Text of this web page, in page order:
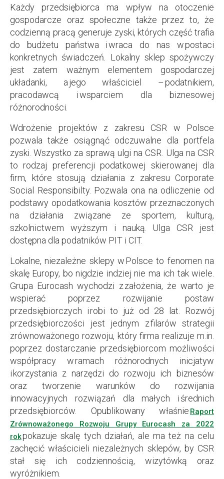
Każdy przedsiębiorca ma wpływ na otoczenie
gospodarcze oraz społeczne także przez to, że
codzienną pracą generuje zyski, których część trafia
do budżetu państwa i wraca do nas w postaci
konkretnych świadczeń. Lokalny sklep spożywczy
jest zatem ważnym elementem gospodarczej
układanki, a jego właściciel – podatnikiem,
pracodawcą i wsparciem dla biznesowej
różnorodności.
Wdrożenie projektów z zakresu CSR w Polsce
pozwala także osiągnąć odczuwalne dla portfela
zyski. Wszystko za sprawą ulgi na CSR. Ulga na CSR
to rodzaj preferencji podatkowej skierowanej dla
firm, które stosują działania z zakresu Corporate
Social Responsibilty. Pozwala ona na odliczenie od
podstawy opodatkowania kosztów przeznaczonych
na działania związane ze sportem, kulturą,
szkolnictwem wyższym i nauką. Ulga CSR jest
dostępna dla podatników PIT i CIT.
Lokalne, niezależne sklepy w Polsce to fenomen na
skalę Europy, bo nigdzie indziej nie ma ich tak wiele.
Grupa Eurocash wychodzi z założenia, że warto je
wspierać poprzez rozwijanie postaw
przedsiębiorczych i robi to już od 28 lat. Rozwój
przedsiębiorczości jest jednym z filarów strategii
zrównoważonego rozwoju, który firma realizuje m.in.
poprzez dostarczanie przedsiębiorcom możliwości
współpracy w ramach różnorodnych inicjatyw
i korzystania z narzędzi do rozwoju ich biznesów
oraz tworzenie warunków do rozwijania
innowacyjnych rozwiązań dla małych i średnich
przedsiębiorców. Opublikowany właśnie Raport
Zrównoważonego Rozwoju Grupy Eurocash za 2022
rokpokazuje skalę tych działań, ale ma też na celu
zachęcić właścicieli niezależnych sklepów, by CSR
stał się ich codziennością, wizytówką oraz
wyróżnikiem.